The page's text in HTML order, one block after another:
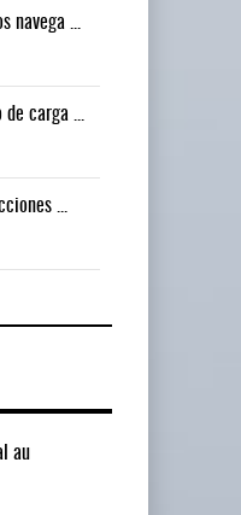
navega ...
carga ...
...
au